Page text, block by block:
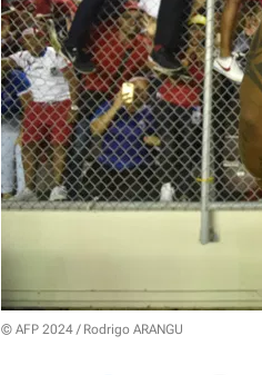
© AFP 2024 / Rodrigo ARANGU